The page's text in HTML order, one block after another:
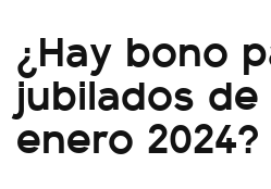
¿Hay bono
jubilados de
enero 2024?